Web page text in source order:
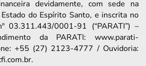
devidamente, com sede na
do Espírito Santo, e inscrita no
03.311.443/0001-91 (“PARATI”) –
da PARATI: www.parati-
+55 (27) 2123-4777 / Ouvidoria: